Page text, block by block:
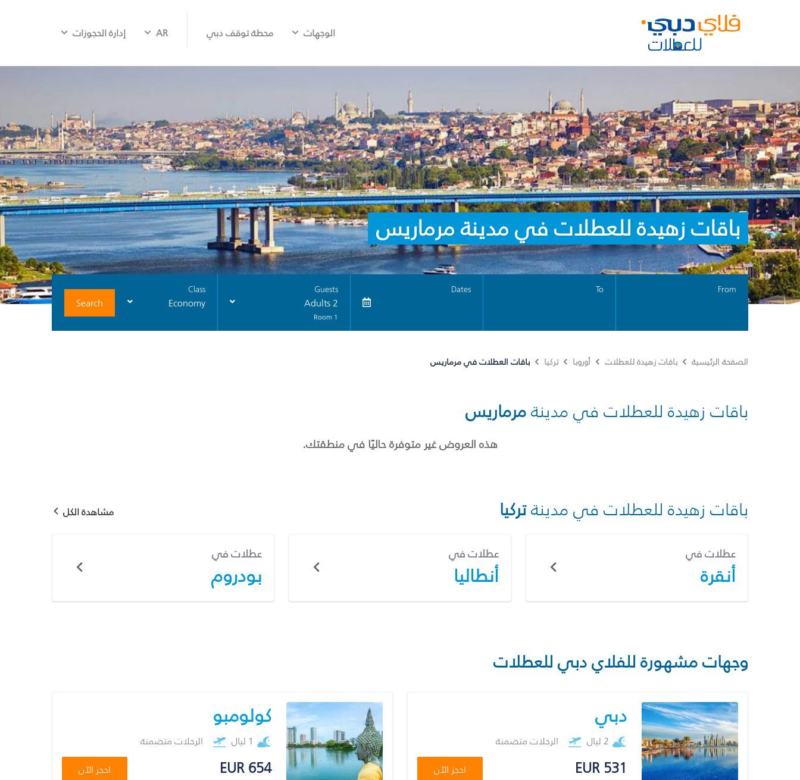
الوجهات محطة توقف دبي AR إدارة الحجوزات
باقات زهيدة للعطلات في مدينة مرماريس
From
To
Dates
Guests
2 Adults
1 Room
Class
Economy
Search
الصفحة الرئيسية باقات زهيدة للعطلات أوروبا تركيا باقات العطلات في مرماريس
باقات زهيدة للعطلات في مدينةمرماريس
هذه العروض غير متوفرة حاليًا في منطقتك.
باقات زهيدة للعطلات في مدينةتركيا مشاهدة الكل
عطلات في
أنقرة
عطلات في
أنطاليا
عطلات في
بودروم
وجهات مشهورة للفلاي دبي للعطلات
دبي
2 ليال الرحلات متضمنة
EUR 531 احجز الآن
كولومبو
1 ليال الرحلات متضمنة
EUR 654 احجز الآن